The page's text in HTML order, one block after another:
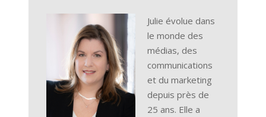
Julie évolue dans
le monde des
médias, des
communications
et du marketing
depuis près de
25 ans. Elle a